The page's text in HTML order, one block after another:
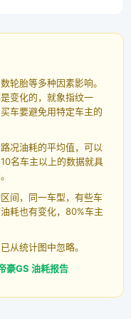
轮胎等多种因素影响。
变化的，就象指纹一
车要避免用特定车主的
况油耗的平均值，可以
名车主以上的数据就具
间，同一车型，有些车
耗也有变化，80%车主
从统计图中忽略。
豪GS 油耗报告